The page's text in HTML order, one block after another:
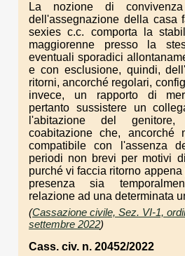
La nozione di
dell'assegnazione della casa
sexies c.c. comporta la
maggiorenne presso la
eventuali sporadici
e con esclusione, quindi,
ritorni, ancorché regolari,
invece, un rapporto di
pertanto sussistere un
l'abitazione del genitore,
coabitazione che, ancorché
compatibile con l'assenza
periodi non brevi per motivi
purché vi faccia ritorno
presenza sia
relazione ad una determinata
(Cassazione civile, Sez. VI-1,
settembre 2022)
Cass. civ. n. 20452/2022